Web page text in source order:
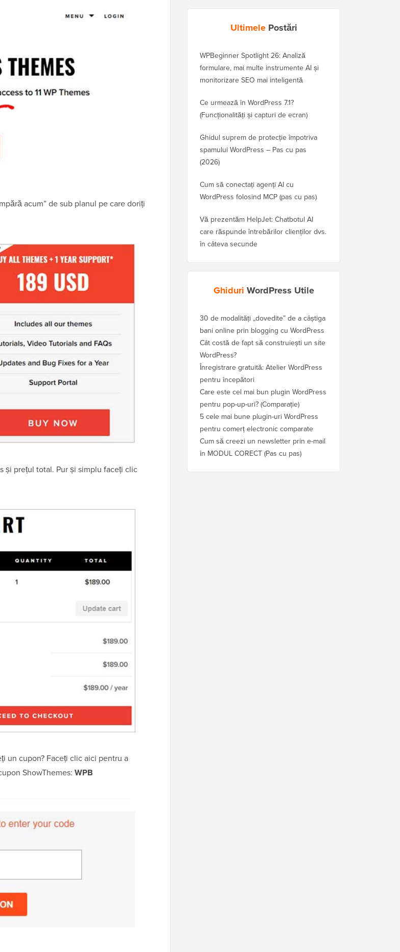
acum” de sub planul pe care doriți
și prețul total. Pur și simplu faceți clic
un cupon? Faceți clic aici pentru a
ShowThemes: WPB
UltimelePostări
WPBeginner Spotlight 26: Analiză
formulare, mai multe instrumente AI și
monitorizare SEO mai inteligentă
Ce urmează în WordPress 7.1?
(Funcționalități și capturi de ecran)
Ghidul suprem de protecție împotriva
spamului WordPress – Pas cu pas
(2026)
Cum să conectați agenți AI cu
WordPress folosind MCP (pas cu pas)
Vă prezentăm HelpJet: Chatbotul AI
care răspunde întrebărilor clienților dvs.
în câteva secunde
Ghiduri WordPress Utile
30 de modalități „dovedite” de a câștiga
bani online prin blogging cu WordPress
Cât costă de fapt să construiești un site
WordPress?
Înregistrare gratuită: Atelier WordPress
pentru începători
Care este cel mai bun plugin WordPress
pentru pop-up-uri? (Comparație)
5 cele mai bune plugin-uri WordPress
pentru comerț electronic comparate
Cum să creezi un newsletter prin e-mail
în MODUL CORECT (Pas cu pas)